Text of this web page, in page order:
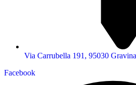
Via Carrubella 191, 95030
Facebook